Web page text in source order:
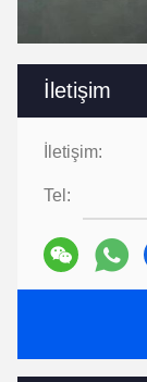
İletişim
İletişim:
Tel: